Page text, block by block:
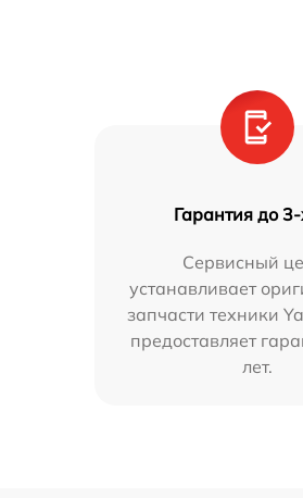
Гарантия до 3-
Сервисный
устанавливает
запчасти техники
предоставляет
лет.